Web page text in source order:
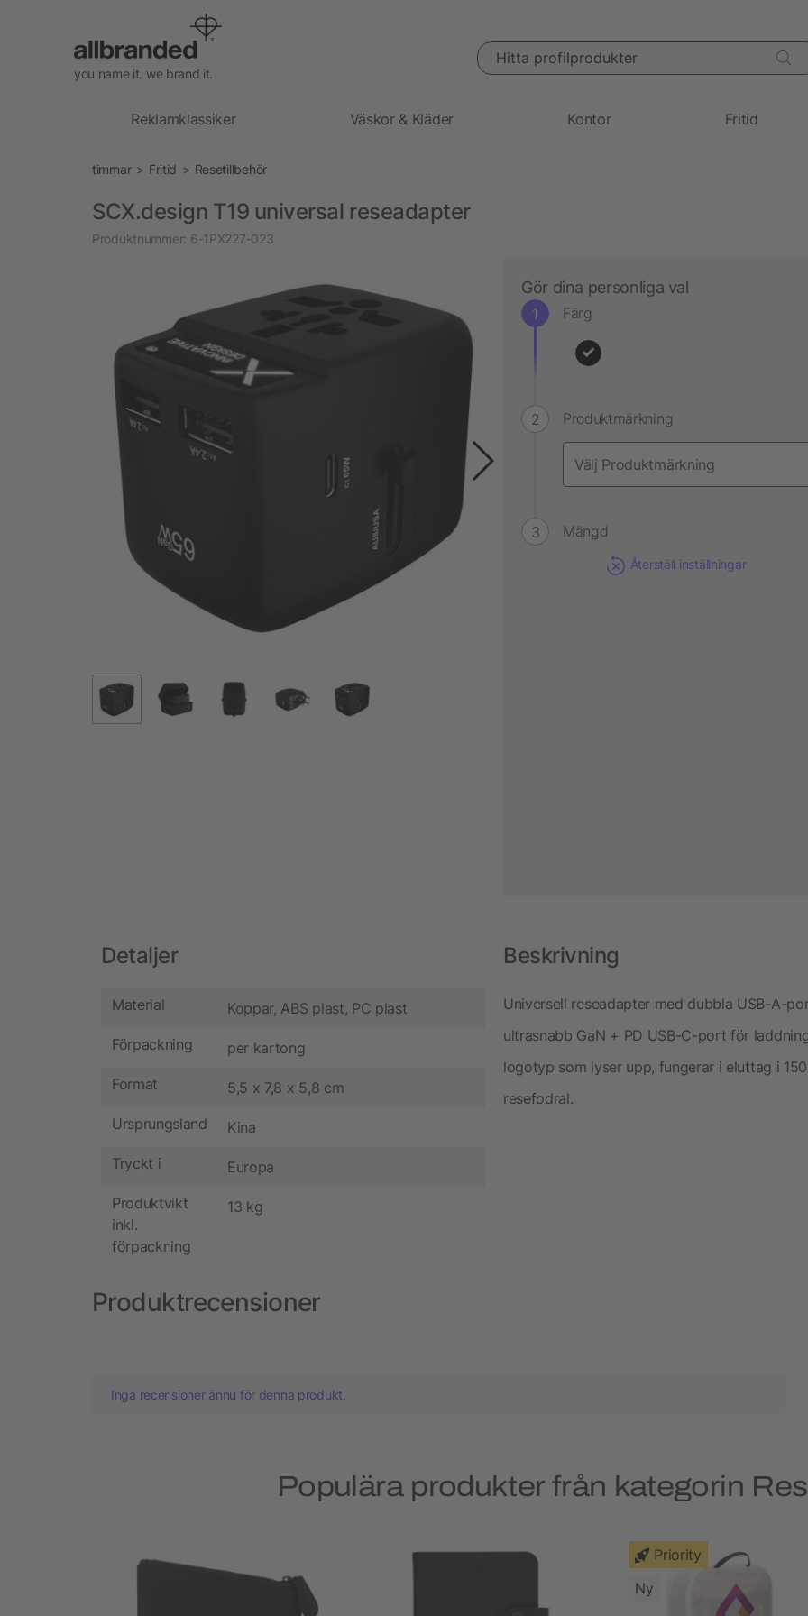
you name it. we brand it.
Hitta profilprodukter
Reklamklassiker Väskor & Kläder Kontor Fritid
timmar Fritid Resetillbehör
SCX.design T19 universal reseadapter
Produktnummer: 6-1PX227-023
Gör dina personliga val
Färg
Produktmärkning
Mängd
Återställ inställningar
Detaljer
Material Koppar, ABS plast, PC plast
Förpackning per kartong
Format 5,5 x 7,8 x 5,8 cm
Ursprungsland Kina
Tryckt i Europa
Produktvikt
inkl.
förpackning
13 kg
Beskrivning
Universell reseadapter med dubbla USB-A-
ultrasnabb GaN + PD USB-C-port för
logotyp som lyser upp, fungerar i eluttag i
resefodral.
Produktrecensioner
Inga recensioner ännu för denna produkt.
Populära produkter från kategorin
Priority
Ny